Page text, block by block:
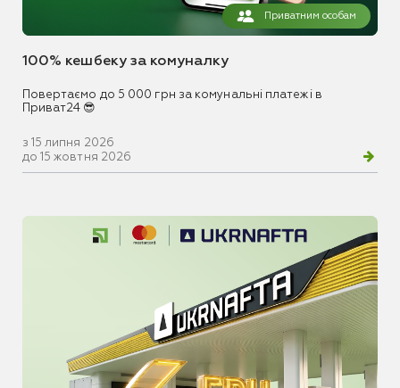
Приватним особам
100% кешбеку за комуналку
Повертаємо до 5 000 грн за комунальні платежі в
Приват24 😎
з 15 липня 2026
до 15 жовтня 2026